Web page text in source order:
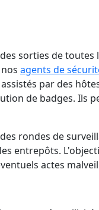
sorties de toutes
agents de
par des
de badges. Ils
rondes de
entrepôts.
actes